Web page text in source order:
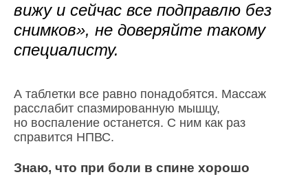
вижу и сейчас все подправлю без
снимков», не доверяйте такому
специалисту.
А таблетки все равно понадобятся. Массаж
расслабит спазмированную мышцу,
но воспаление останется. С ним как раз
справится НПВС.
Знаю, что при боли в спине хорошо